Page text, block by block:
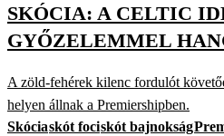
SKÓCIA: A CELTIC
GYŐZELEMMEL
A zöld-fehérek kilenc fordulót
helyen állnak a Premiershipben.
Skóciaskót fociskót bajnokság